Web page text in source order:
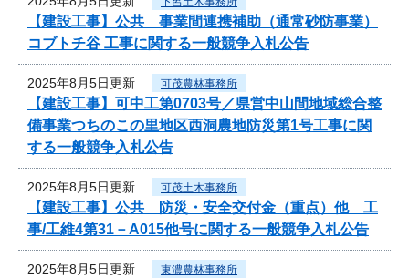
【建設工事】公共 事業間連携補助（通常砂防事業）
コブトチ谷 工事に関する一般競争入札公告
2025年8月5日更新 可茂農林事務所
【建設工事】可中工第0703号／県営中山間地域総合整
備事業つちのこの里地区西洞農地防災第1号工事に関
する一般競争入札公告
2025年8月5日更新 可茂土木事務所
【建設工事】公共 防災・安全交付金（重点）他 工
事/工維4第31－A015他号に関する一般競争入札公告
2025年8月5日更新 東濃農林事務所